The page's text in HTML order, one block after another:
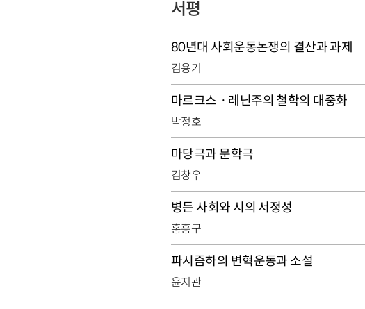
서평
80년대 사회운동논쟁의 결산과 과제
김용기
마르크스ㆍ레닌주의 철학의 대중화
박정호
마당극과 문학극
김창우
병든 사회와 시의 서정성
홍흥구
파시즘하의 변혁운동과 소설
윤지관